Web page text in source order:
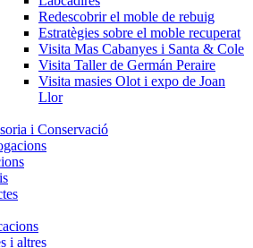
Redescobrir el moble de rebuig
Estratègies sobre el moble recuperat
Visita Mas Cabanyes i Santa & Cole
Visita Taller de Germán Peraire
Visita masies Olot i expo de Joan
Llor
i Conservació
i altres